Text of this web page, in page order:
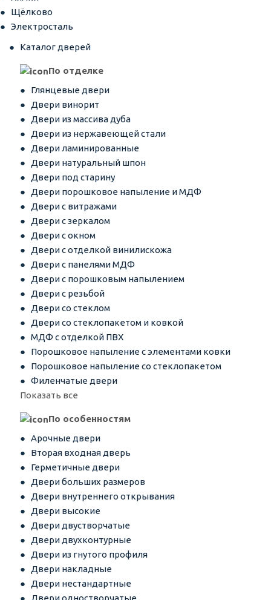
Щёлково
Электросталь
Каталог дверей
По отделке
Глянцевые двери
Двери винорит
Двери из массива дуба
Двери из нержавеющей стали
Двери ламинированные
Двери натуральный шпон
Двери под старину
Двери порошковое напыление и МДФ
Двери с витражами
Двери с зеркалом
Двери с окном
Двери с отделкой винилискожа
Двери с панелями МДФ
Двери с порошковым напылением
Двери с резьбой
Двери со стеклом
Двери со стеклопакетом и ковкой
МДФ с отделкой ПВХ
Порошковое напыление с элементами ковки
Порошковое напыление со стеклопакетом
Филенчатые двери
Показать все
По особенностям
Арочные двери
Вторая входная дверь
Герметичные двери
Двери больших размеров
Двери внутреннего открывания
Двери высокие
Двери двустворчатые
Двери двухконтурные
Двери из гнутого профиля
Двери накладные
Двери нестандартные